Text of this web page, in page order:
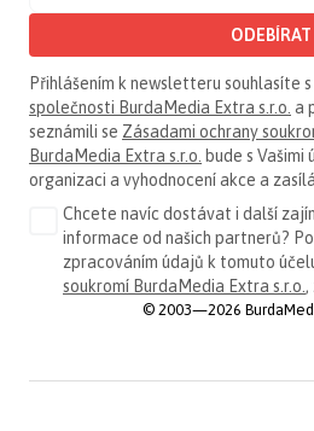
ODEBÍRAT
Přihlášením k newsletteru souhlasíte s
společnosti BurdaMedia Extra s.r.o. a
seznámili se Zásadami ochrany
BurdaMedia Extra s.r.o. bude s Vašimi
organizaci a vyhodnocení akce a
Chcete navíc dostávat i další
informace od našich partnerů?
zpracováním údajů k tomuto
soukromí BurdaMedia Extra s.r.o.
© 2003—2026